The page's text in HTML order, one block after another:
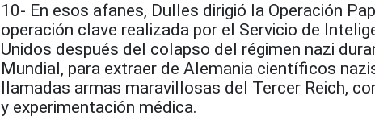
10- En esos afanes, Dulles dirigió la Operación
operación clave realizada por el Servicio de
Unidos después del colapso del régimen nazi
Mundial, para extraer de Alemania científicos
llamadas armas maravillosas del Tercer Reich,
y experimentación médica.